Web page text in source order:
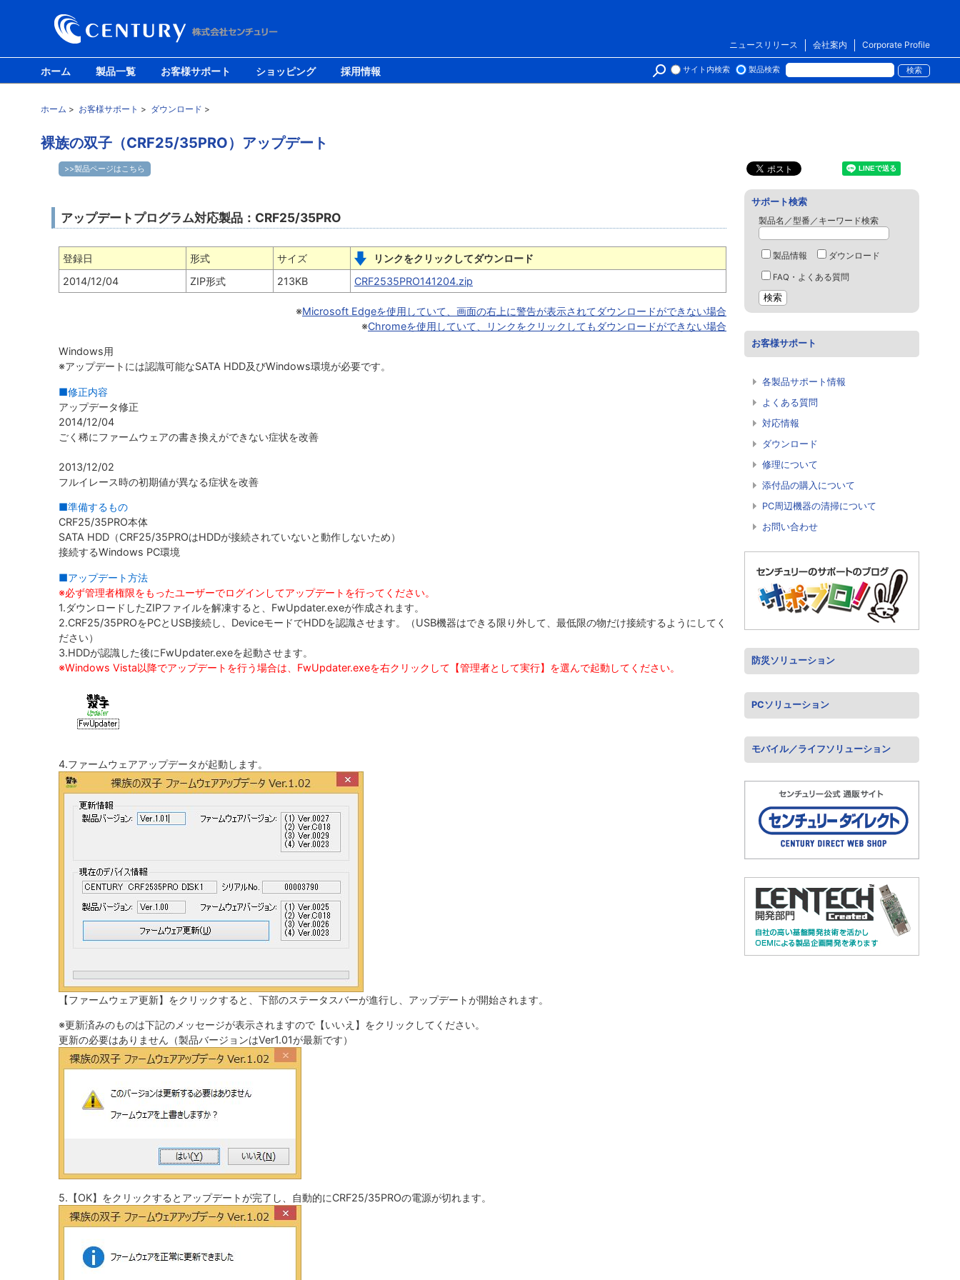
Corporate Profile
会社案内
ニュースリリース
ホーム 製品一覧 お客様サポート ショッピング 採用情報 サイト内検索 製品検索
ホーム > お客様サポート > ダウンロード >
裸族の双子（CRF25/35PRO）アップデート
>>製品ページはこちら
アップデートプログラム対応製品：CRF25/35PRO
登録日 形式 サイズ
リンクをクリックしてダウンロード
2014/12/04
ZIP形式 213KB CRF2535PRO141204.zip
※Microsoft Edgeを使用していて、画面の右上に警告が表示されてダウンロードができない場合
※Chromeを使用していて、リンクをクリックしてもダウンロードができない場合
Windows用
※アップデートには認識可能なSATA HDD及びWindows環境が必要です。
■修正内容
アップデータ修正
2014/12/04
ごく稀にファームウェアの書き換えができない症状を改善
2013/12/02
フルイレース時の初期値が異なる症状を改善
■準備するもの
CRF25/35PRO本体
SATA HDD（CRF25/35PROはHDDが接続されていないと動作しないため）
接続するWindows PC環境
■アップデート方法
※必ず管理者権限をもったユーザーでログインしてアップデートを行ってください。
1.ダウンロードしたZIPファイルを解凍すると、FwUpdater.exeが作成されます。
2.CRF25/35PROをPCとUSB接続し、DeviceモードでHDDを認識させます。（USB機器はできる限り外して、最低限の物だけ接続するようにしてく
ださい）
3.HDDが認識した後にFwUpdater.exeを起動させます。
※Windows Vista以降でアップデートを行う場合は、FwUpdater.exeを右クリックして【管理者として実行】を選んで起動してください。
4.ファームウェアアップデータが起動します。
【ファームウェア更新】をクリックすると、下部のステータスバーが進行し、アップデートが開始されます。
※更新済みのものは下記のメッセージが表示されますので【いいえ】をクリックしてください。
更新の必要はありません（製品バージョンはVer1.01が最新です）
5.【OK】をクリックするとアップデートが完了し、自動的にCRF25/35PROの電源が切れます。
サポート検索
製品名／型番／キーワード検索
製品情報 ダウンロード
FAQ・よくある質問
お客様サポート
各製品サポート情報
よくある質問
対応情報
ダウンロード
修理について
添付品の購入について
PC周辺機器の清掃について
お問い合わせ
防災ソリューション
PCソリューション
モバイル／ライフソリューション